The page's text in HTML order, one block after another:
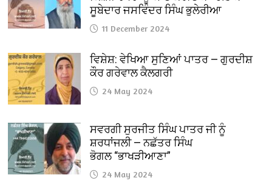
ਸੂਬੇਦਾਰ ਜਸਵਿੰਦਰ ਸਿੰਘ ਭੁਲੇਰੀਆ
11 December 2024
ਵਿਸ਼ੇਸ਼: ਵੇਖਿਆ ਸੁਣਿਆਂ ਪਾਤਰ — ਗੁਰਦੀਸ਼
ਕੌਰ ਗਰੇਵਾਲ ਕੈਲਗਰੀ
24 May 2024
ਸਵਰਗੀ ਸੁਰਜੀਤ ਸਿੰਘ ਪਾਤਰ ਜੀ ਨੂੰ
ਸ਼ਰਧਾਂਜਲੀ — ਨਛੱਤਰ ਸਿੰਘ
ਭੋਗਲ “ਭਾਖੜੀਆਣਾ”
24 May 2024